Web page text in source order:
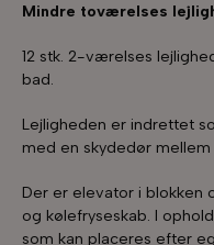
Mindre toværelses
12 stk. 2-værelses
bad.
Lejligheden er indrettet
med en skydedør
Der er elevator i blokken
og kølefryseskab. I
som kan placeres efter